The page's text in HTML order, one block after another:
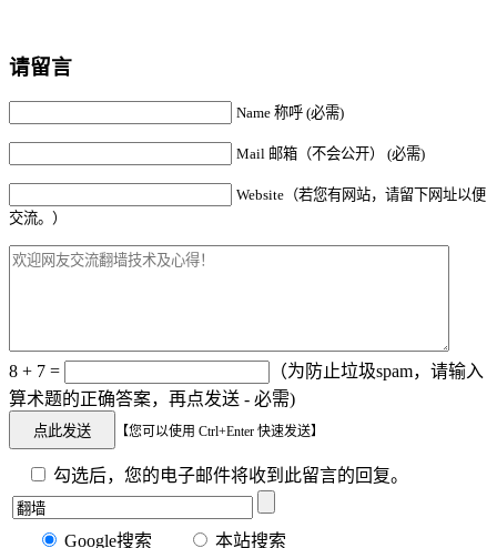
请留言
Name 称呼 (必需)
Mail 邮箱（不会公开） (必需)
Website（若您有网站，请留下网址以便
交流。）
8 + 7 =
（为防止垃圾spam，请输入
算术题的正确答案，再点发送 - 必需)
【您可以使用 Ctrl+Enter 快速发送】
勾选后，您的电子邮件将收到此留言的回复。
Google搜索 本站搜索